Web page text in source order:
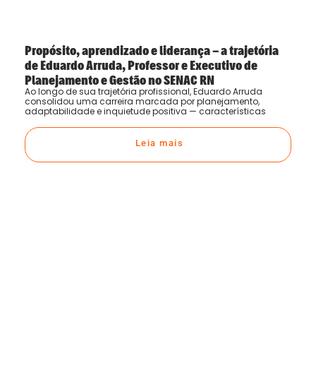
Propósito, aprendizado e liderança – a trajetória
de Eduardo Arruda, Professor e Executivo de
Planejamento e Gestão no SENAC RN
Ao longo de sua trajetória profissional, Eduardo Arruda
consolidou uma carreira marcada por planejamento,
adaptabilidade e inquietude positiva — características
Leia mais